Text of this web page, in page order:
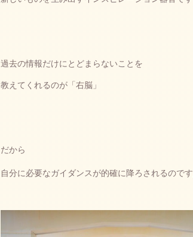
過去の情報だけにとどまらないことを
教えてくれるのが「右脳」
だから
自分に必要なガイダンスが的確に降ろされるのです